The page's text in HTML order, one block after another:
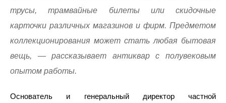
трусы, трамвайные билеты или скидочные
карточки различных магазинов и фирм. Предметом
коллекционирования может стать любая бытовая
вещь, — рассказывает антиквар с полувековым
опытом работы.
Основатель и генеральный директор частной